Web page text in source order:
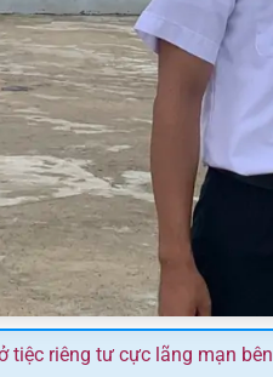
tiệc riêng tư cực lãng mạn